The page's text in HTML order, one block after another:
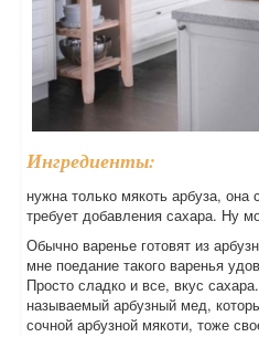
Ингредиенты:
нужна только мякоть арбуза,
требует добавления сахара. Ну
Обычно варенье готовят из
мне поедание такого варенья
Просто сладко и все, вкус
называемый арбузный мед,
сочной арбузной мякоти, тоже